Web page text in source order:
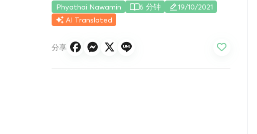
医院分院
Phyathai Nawamin 6 分钟
19/10/2021
AI Translated
分享